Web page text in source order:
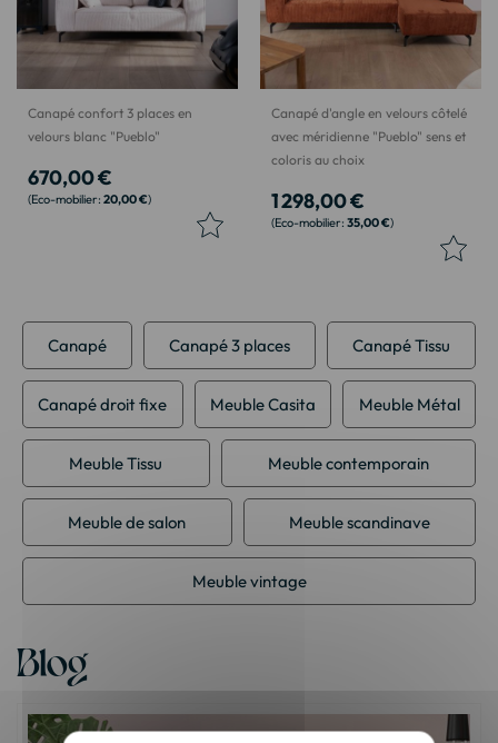
Canapé confort 3 places en
velours blanc "Pueblo"
670,00 €
20,00 €
Canapé d'angle en velours côtelé
avec méridienne "Pueblo" sens et
coloris au choix
1 298,00 €
35,00 €
Canapé Canapé 3 places Canapé Tissu
Canapé droit fixe Meuble Casita Meuble Métal
Meuble Tissu Meuble contemporain
Meuble de salon Meuble scandinave
Meuble vintage
Blog